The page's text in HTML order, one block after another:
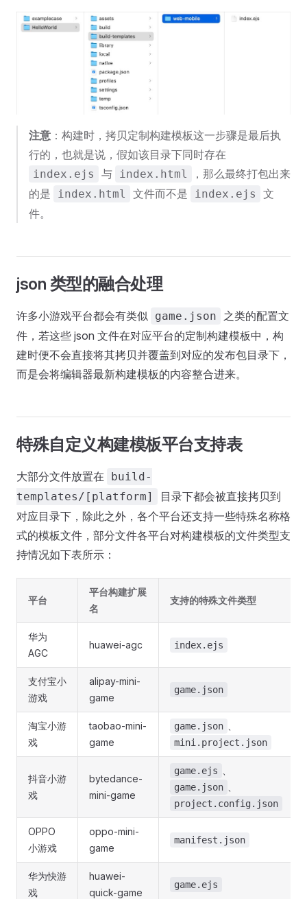
注意 ：构建时，拷贝定制构建模板这一步骤是最后执
行的，也就是说，假如该目录下同时存在
index.ejs 与 index.html
，那么最终打包出来
的是
index.html 文件而不是 index.ejs
文
件。
json 类型的融合处理
许多小游戏平台都会有类似 game.json
之类的配置文
件，若这些 json 文件在对应平台的定制构建模板中，构
建时便不会直接将其拷贝并覆盖到对应的发布包目录下，
而是会将编辑器最新构建模板的内容整合进来。
特殊自定义构建模板平台支持表
大部分文件放置在
build-
templates/[platform]
目录下都会被直接拷贝到
对应目录下，除此之外，各个平台还支持一些特殊名称格
式的模板文件，部分文件各平台对构建模板的文件类型支
持情况如下表所示：
平台
平台构建扩展
名
支持的特殊文件类型
华为
AGC
huawei-agc index.ejs
支付宝小
游戏
alipay-mini-
game
game.json
淘宝小游
戏
taobao-mini-
game
game.json
mini.project.json
抖音小游
戏
bytedance-
mini-game
game.ejs
game.json
project.config.json
OPPO
小游戏
oppo-mini-
game
manifest.json
华为快游
戏
huawei-
quick-game
game.ejs